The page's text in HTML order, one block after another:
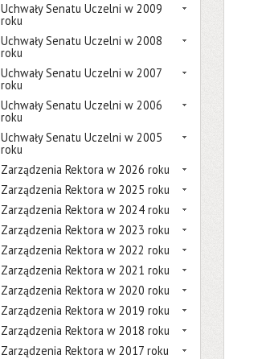
Uchwały Senatu Uczelni w 2009
roku
Uchwały Senatu Uczelni w 2008
roku
Uchwały Senatu Uczelni w 2007
roku
Uchwały Senatu Uczelni w 2006
roku
Uchwały Senatu Uczelni w 2005
roku
Zarządzenia Rektora w 2026 roku
Zarządzenia Rektora w 2025 roku
Zarządzenia Rektora w 2024 roku
Zarządzenia Rektora w 2023 roku
Zarządzenia Rektora w 2022 roku
Zarządzenia Rektora w 2021 roku
Zarządzenia Rektora w 2020 roku
Zarządzenia Rektora w 2019 roku
Zarządzenia Rektora w 2018 roku
Zarządzenia Rektora w 2017 roku